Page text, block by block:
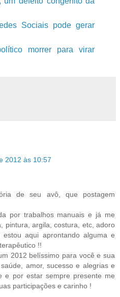
Sociais pode gerar
morrer para virar
2012 às 10:57
de seu avô, que postagem
por trabalhos manuais e já me
pintura, argila, costura, etc, adoro
aqui aprontando alguma e
!!
2012 belíssimo para você e sua
amor, sucesso e alegrias e
e por estar sempre presente me
participações e carinho !